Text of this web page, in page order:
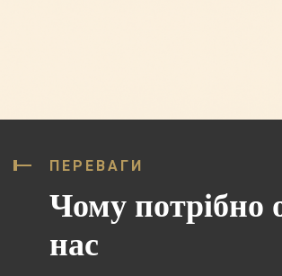
ПЕРЕВАГИ
Чому потрібно
нас